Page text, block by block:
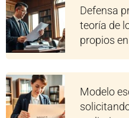
Defensa
teoría de
propios
Modelo